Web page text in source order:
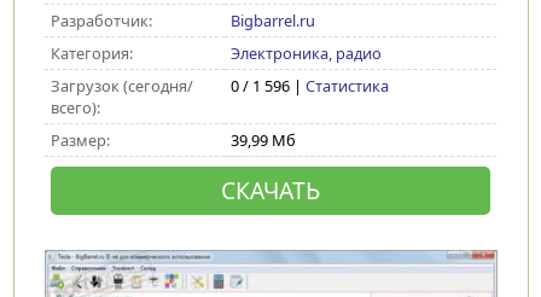
Разработчик:
Bigbarrel.ru
Категория:
Электроника, радио
Загрузок (сегодня/
всего):
0 / 1 596 | Статистика
Размер: 39,99 Мб
СКАЧАТЬ